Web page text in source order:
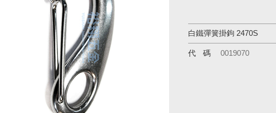
白鐵彈簧掛鉤 2470S
代碼 0019070